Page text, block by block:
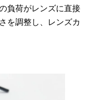
負荷がレンズに直接
を調整し、レンズカ